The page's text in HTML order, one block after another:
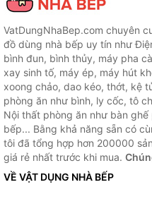
VatDungNhaBep.com chuyên
đồ dùng nhà bếp uy tín như
bình đun, bình thủy, máy pha
xay sinh tố, máy ép, máy hút
xoong chảo, dao kéo, thớt, kệ
phòng ăn như bình, ly cốc, tô
Nội thất phòng ăn như bàn
bếp... Bằng khả năng sẵn có
tôi đã tổng hợp hơn 200000
giá rẻ nhất trước khi mua.
VỀ VẬT DỤNG NHÀ BẾP